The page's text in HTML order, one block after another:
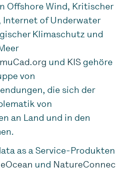
Offshore Wind, Kritischer
of Underwater
Klimaschutz und
und KIS gehöre
von
die sich der
von
an Land und in den
as a Service-Produkten
und NatureConnec